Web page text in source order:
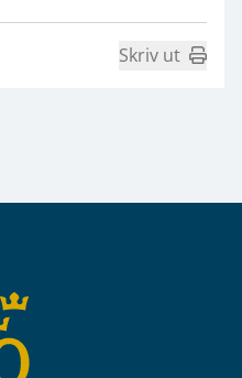
Skriv ut